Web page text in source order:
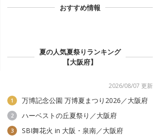
おすすめ情報
夏の人気夏祭りランキング
【大阪府】
2026/08/07 更新
1 万博記念公園 万博夏まつり2026／大阪府
2 ハーベストの丘夏祭り／大阪府
3 SBI舞花火 in 大阪・泉南／大阪府